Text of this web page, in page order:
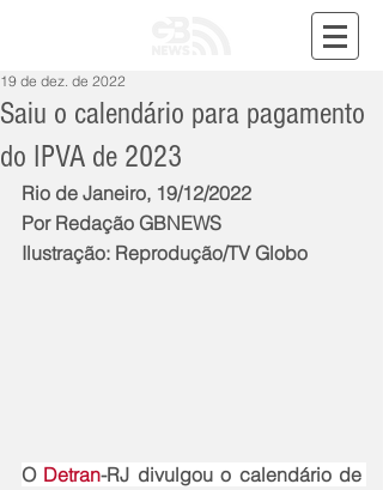
Saiu o calendário para pagamento
do IPVA de 2023
19 de dez. de 2022
Rio de Janeiro, 19/12/2022
Por Redação GBNEWS
Ilustração: Reprodução/TV Globo
O Detran-RJ divulgou o calendário de